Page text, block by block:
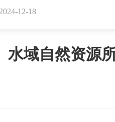
12-18
域自然资源